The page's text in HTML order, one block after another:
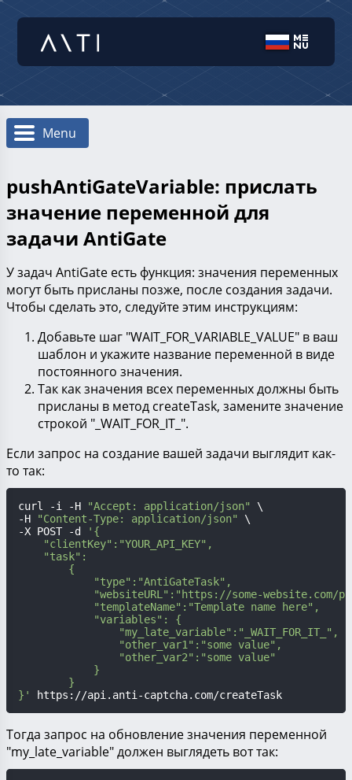
Menu
pushAntiGateVariable: прислать
значение переменной для
задачи AntiGate
У задач AntiGate есть функция: значения переменных
могут быть присланы позже, после создания задачи.
Чтобы сделать это, следуйте этим инструкциям:
Добавьте шаг "WAIT_FOR_VARIABLE_VALUE" в ваш
шаблон и укажите название переменной в виде
постоянного значения.
Так как значения всех переменных должны быть
присланы в метод createTask, замените значение
строкой "_WAIT_FOR_IT_".
Если запрос на создание вашей задачи выглядит как-
то так:
curl -i -H "Accept: application/json"
\
-H
"Content-Type: application/json"
\
-X POST -d
'{
    "clientKey":"YOUR_API_KEY",
    "task":
        {
            "type":"AntiGateTask",
"websiteURL":"https://some-website.com/
            "templateName":"Template name here",
            "variables": {
                "my_late_variable":"_WAIT_FOR_IT_",
                "other_var1":"some value",
                "other_var2":"some value"
            }
        }
}'
https://api.anti-captcha.com/createTask
Тогда запрос на обновление значения переменной
"my_late_variable" должен выглядеть вот так: